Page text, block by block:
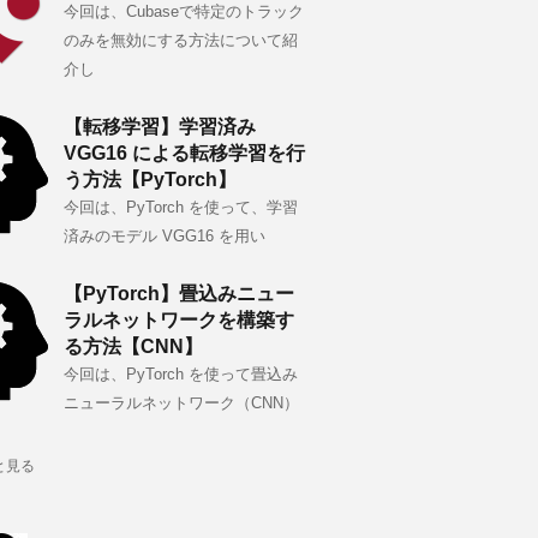
今回は、Cubaseで特定のトラック
のみを無効にする方法について紹
介し
【転移学習】学習済み
VGG16 による転移学習を行
う方法【PyTorch】
今回は、PyTorch を使って、学習
済みのモデル VGG16 を用い
【PyTorch】畳込みニュー
ラルネットワークを構築す
る方法【CNN】
今回は、PyTorch を使って畳込み
ニューラルネットワーク（CNN）
見る